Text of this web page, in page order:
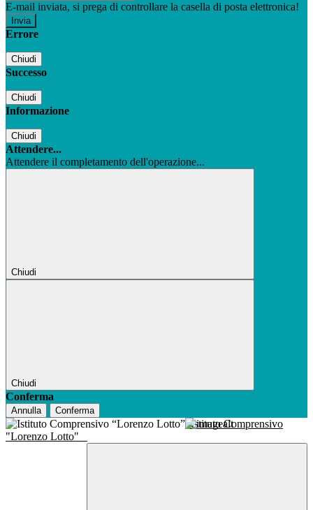
E-mail inviata, si prega di controllare la casella di posta elettronica!
Errore
Chiudi
Successo
Chiudi
Informazione
Chiudi
Attendere...
Attendere il completamento dell'operazione...
Chiudi
Chiudi
Conferma
Annulla Conferma
Istituto Comprensivo
"Lorenzo Lotto"